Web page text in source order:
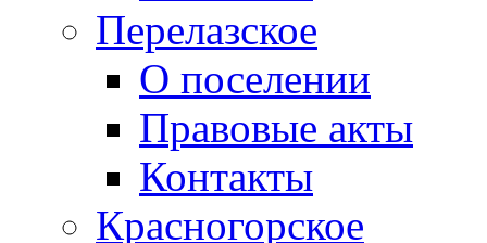
Перелазское
О поселении
Правовые акты
Контакты
Красногорское